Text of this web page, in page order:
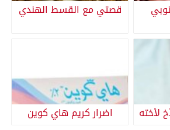
قصتي مع القسط الهندي
لأخته اضرار كريم هاي كوين